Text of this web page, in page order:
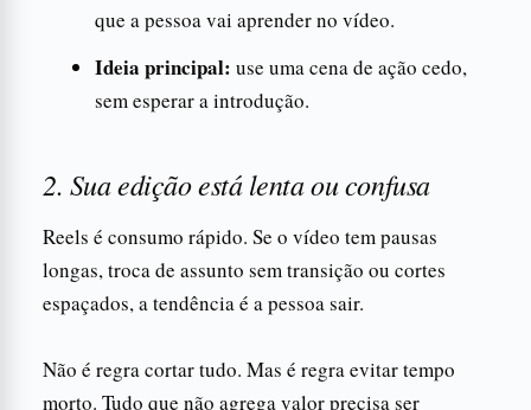
que a pessoa vai aprender no vídeo.
Ideia principal: use uma cena de ação cedo,
sem esperar a introdução.
2. Sua edição está lenta ou confusa
Reels é consumo rápido. Se o vídeo tem pausas
longas, troca de assunto sem transição ou cortes
espaçados, a tendência é a pessoa sair.
Não é regra cortar tudo. Mas é regra evitar tempo
morto. Tudo que não agrega valor precisa ser